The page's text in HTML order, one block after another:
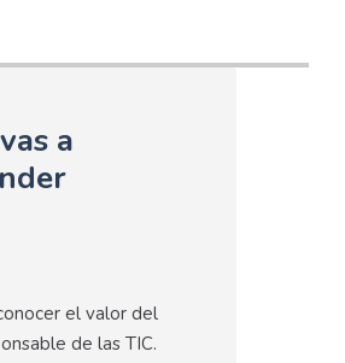
a
el valor del
de las TIC.